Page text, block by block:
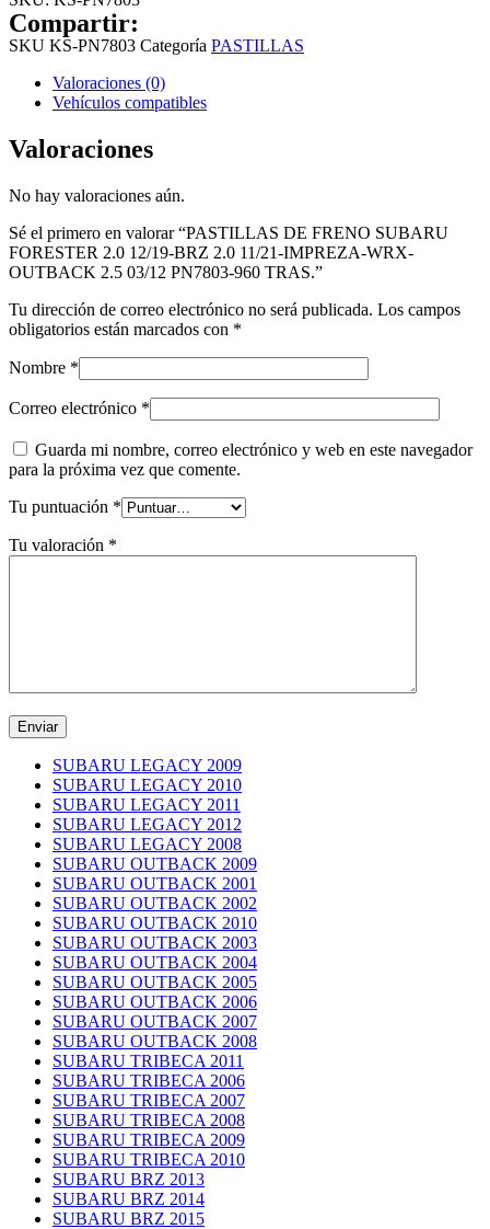
Compartir:
SKU KS-PN7803 Categoría PASTILLAS
Valoraciones (0)
Vehículos compatibles
Valoraciones
No hay valoraciones aún.
Sé el primero en valorar “PASTILLAS DE FRENO SUBARU
FORESTER 2.0 12/19-BRZ 2.0 11/21-IMPREZA-WRX-
OUTBACK 2.5 03/12 PN7803-960 TRAS.”
Tu dirección de correo electrónico no será publicada. Los campos
obligatorios están marcados con *
Nombre *
Correo electrónico *
Guarda mi nombre, correo electrónico y web en este navegador
para la próxima vez que comente.
Tu puntuación *
Tu valoración *
SUBARU LEGACY 2009
SUBARU LEGACY 2010
SUBARU LEGACY 2011
SUBARU LEGACY 2012
SUBARU LEGACY 2008
SUBARU OUTBACK 2009
SUBARU OUTBACK 2001
SUBARU OUTBACK 2002
SUBARU OUTBACK 2010
SUBARU OUTBACK 2003
SUBARU OUTBACK 2004
SUBARU OUTBACK 2005
SUBARU OUTBACK 2006
SUBARU OUTBACK 2007
SUBARU OUTBACK 2008
SUBARU TRIBECA 2011
SUBARU TRIBECA 2006
SUBARU TRIBECA 2007
SUBARU TRIBECA 2008
SUBARU TRIBECA 2009
SUBARU TRIBECA 2010
SUBARU BRZ 2013
SUBARU BRZ 2014
SUBARU BRZ 2015